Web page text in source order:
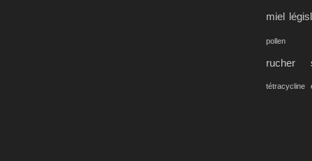
miel
pollen
rucher
tétracycline